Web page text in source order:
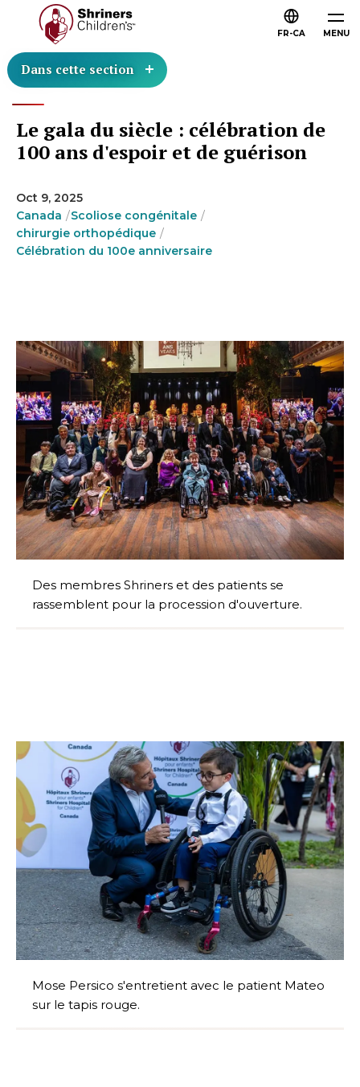
MENU
FR-CA
Dans cette section
Le gala du siècle : célébration de
100 ans d'espoir et de guérison
Oct 9, 2025
Canada
Scoliose congénitale
chirurgie orthopédique
Célébration du 100e anniversaire
Des membres Shriners et des patients se
rassemblent pour la procession d'ouverture.
Mose Persico s'entretient avec le patient Mateo
sur le tapis rouge.